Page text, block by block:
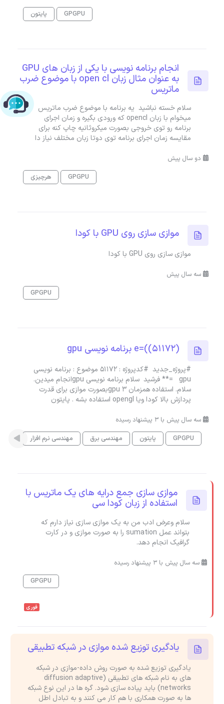
GPGPU
پایتون
انجام برنامه نویسی با یکی از زبان های GPU
به عنوان مثال زبان open cl با موضوع ضرب
ماتریس
سلام خسته نباشید یه برنامه با موضوع ضرب ماتریس
میخوام با زبان opencl که ورودی بگیره و زمان اجرای
برنامه رو توی خروجی بصورت میکروثانیه چاپ کنه برای
مقایسه زمان اجرای برنامه توی دوتا زبان مختلف نیاز دا
دو سال پیش
GPGPU
هرچیزی
موازی سازی روی GPU با کودا
موازی سازی روی GPU با کودا
سه سال پیش
GPGPU
(51172))=e برنامه نویسی gpu
#پروژه_جدید #کدپروژه : 51172 موضوع : برنامه نویسی
gpu =** فرشید سلام برنامه نویسی gpuانجام میدین.
سلام. استفاده همزمان ۳ gpuبصورت موازی برای قدرت
پردازش بالا کودا ویا opengl استفاده بشه . پایتون
سه سال پیش با 3 پیشنهاد رسیده
GPGPU
پایتون مهندسی برق مهندسی نرم افزار
موازی سازی جمع درایه های یک ماتریس با
استفاده از زبان کودا سی
سلام وعرض ادب من به یک موازی سازی نیاز دارم که
بتواند عمل sumation را به صورت موازی و در کارت
گرافیک انجام دهد.
سه سال پیش با 3 پیشنهاد رسیده
GPGPU
فوری
یادگیری توزیع شده موازی در شبکه تطبیقی
یادگیری توزیع شده به صورت روش داده-موازی در شبکه
های به نام شبکه های تطبیقی (diffusion adaptive
networks) باید پیاده سازی شود. گره ها در این نوع شبکه
ها به صورت همکاری با هم کار می کنند و به تبادل اطل
چت با پشتیبانی پارس‌کدرز